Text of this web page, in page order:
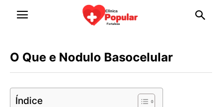
O Que e Nodulo Basocelular
Índice